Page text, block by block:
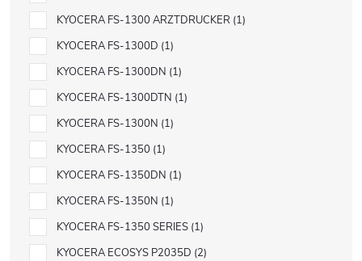
KYOCERA FS-1300 ARZTDRUCKER 1
KYOCERA FS-1300D 1
KYOCERA FS-1300DN 1
KYOCERA FS-1300DTN 1
KYOCERA FS-1300N 1
KYOCERA FS-1350 1
KYOCERA FS-1350DN 1
KYOCERA FS-1350N 1
KYOCERA FS-1350 SERIES 1
KYOCERA ECOSYS P2035D 2